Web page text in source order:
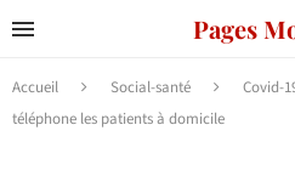
Pages
Accueil Social-santé
Covid-
téléphone les patients à domicile